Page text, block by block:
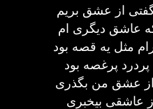
از عشق بریم
عاشق دیگری ام
مثل یه قصه بود
پرغصه بود
عشق من بگذری
عاشقی بیخبری